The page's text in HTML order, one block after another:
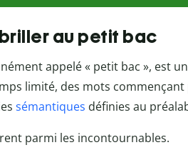
au petit bac
appelé « petit bac », est
limité, des mots
sémantiques définies au
parmi les incontournables.